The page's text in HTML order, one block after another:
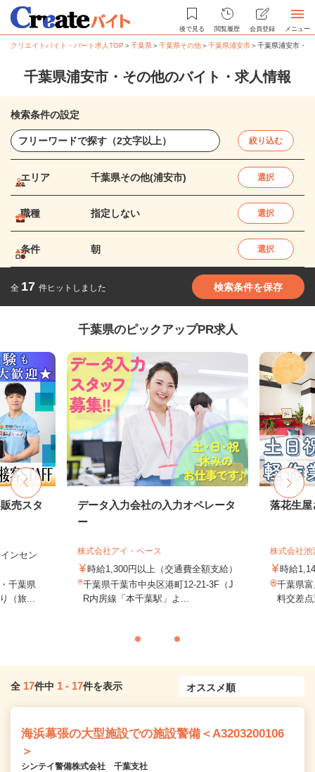
後で見る 閲覧履歴 会員登録 メニュー
クリエイトバイト・パート求人TOP ＞千葉県＞千葉県その他＞千葉県浦安市＞千葉県浦安市・
千葉県浦安市・その他のバイト・求人情報
検索条件の設定
絞り込む
エリア 千葉県その他(浦安市) 選択
職種 指定しない 選択
条件 朝 選択
全 17 件ヒットしました 検索条件を保存
千葉県のピックアップPR求人
売スタ
ンセン
千葉県
（旅...
データ入力会社の入力オペレータ
ー
株式会社アイ・ベース
時給1,300円以上（交通費全額支給）
千葉県千葉市中央区港町12-21-3F（J
R内房線「本千葉駅」よ...
落花生屋
株式会社池
時給
千葉県
料交差
全 17件中 1 - 17件を表示
海浜幕張の大型施設での施設警備＜A3203200106
＞
シンテイ警備株式会社 千葉支社